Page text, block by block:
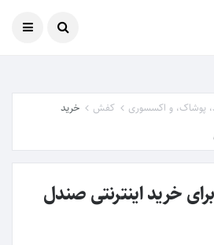
پوشاک، و اکسسوری کفش
خرید
خرید اینترنتی صندل